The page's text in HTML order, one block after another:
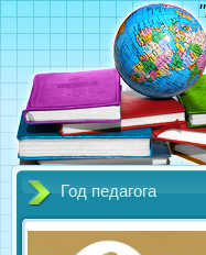
Год педагога